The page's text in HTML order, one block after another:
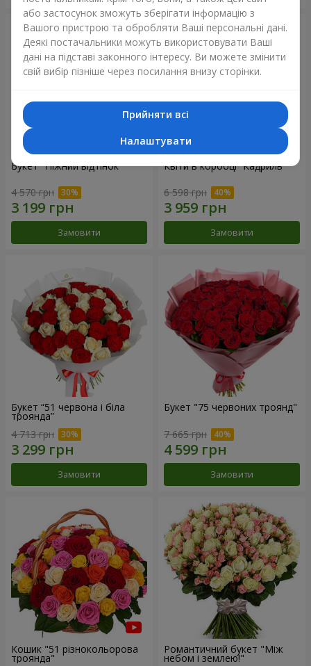
Букет "Ніжний відтінок"
4 570 грн
Замовити
Квіти в коробці “Кадриль”
6 598 грн
Замовити
Букет “51 червона і біла
троянда”
4 713 грн
Замовити
Букет "75 червоних троянд"
7 665 грн
Замовити
Кошик "51 різнокольорова
троянда"
Романтичний букет "Між
небом і землею!"
або застосунок зможуть зберігати інформацію з
Вашого пристрою та обробляти Ваші персональні дані.
Деякі постачальники можуть використовувати Ваші
дані на підставі законного інтересу. Ви можете змінити
свій вибір пізніше через посилання внизу сторінки.
Прийняти всі
Налаштувати